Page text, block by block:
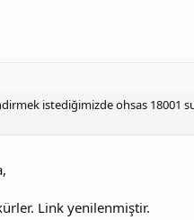
istediğimizde ohsas 18001
Link yenilenmiştir.